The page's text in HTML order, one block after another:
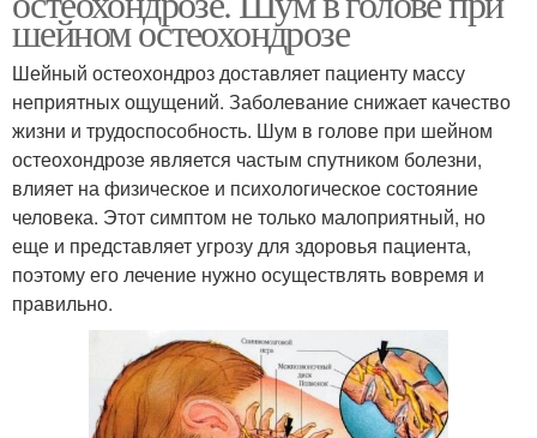
шейном остеохондрозе
Шейный остеохондроз доставляет пациенту массу
неприятных ощущений. Заболевание снижает качество
жизни и трудоспособность. Шум в голове при шейном
остеохондрозе является частым спутником болезни,
влияет на физическое и психологическое состояние
человека. Этот симптом не только малоприятный, но
еще и представляет угрозу для здоровья пациента,
поэтому его лечение нужно осуществлять вовремя и
правильно.